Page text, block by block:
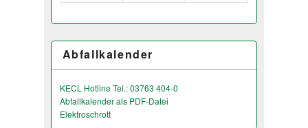
Abfallkalender
KECL Hotline Tel.: 03763 404-0
Abfallkalender als PDF-Datei
Elektroschrott